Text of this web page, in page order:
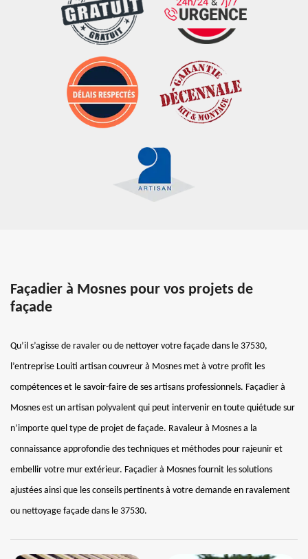
Façadier à Mosnes pour vos projets de
façade
Qu’il s’agisse de ravaler ou de nettoyer votre façade dans le 37530,
l’entreprise Louiti artisan couvreur à Mosnes met à votre profit les
compétences et le savoir-faire de ses artisans professionnels. Façadier à
Mosnes est un artisan polyvalent qui peut intervenir en toute quiétude sur
n’importe quel type de projet de façade. Ravaleur à Mosnes a la
connaissance approfondie des techniques et méthodes pour rajeunir et
embellir votre mur extérieur. Façadier à Mosnes fournit les solutions
ajustées ainsi que les conseils pertinents à votre demande en ravalement
ou nettoyage façade dans le 37530.